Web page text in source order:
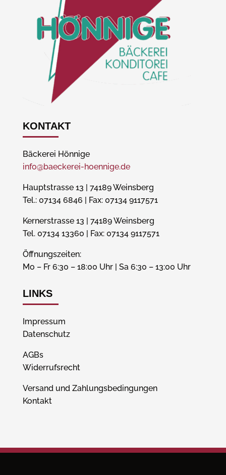
KONTAKT
Bäckerei Hönnige
info@baeckerei-hoennige.de
Hauptstrasse 13 | 74189 Weinsberg
Tel.: 07134 6846 | Fax: 07134 9117571
Kernerstrasse 13 | 74189 Weinsberg
Tel. 07134 13360 | Fax: 07134 9117571
Öffnungszeiten:
Mo – Fr 6:30 – 18:00 Uhr | Sa 6:30 – 13:00 Uhr
LINKS
Impressum
Datenschutz
AGBs
Widerrufsrecht
Versand und Zahlungsbedingungen
Kontakt